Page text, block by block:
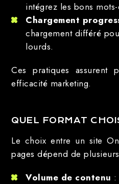
intégrez les bons
Chargement
chargement différé
lourds.
Ces pratiques assurent
efficacité marketing.
QUEL FORMAT
Le choix entre un site
pages dépend de
Volume de contenu :